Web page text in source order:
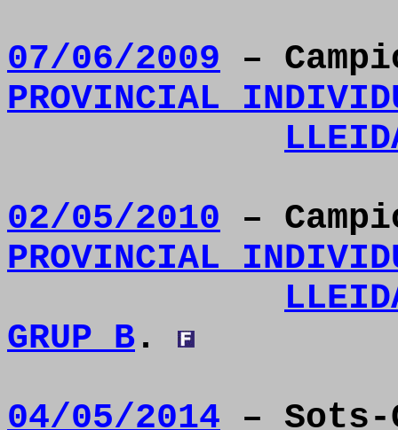
07/06/2009 –
PROVINCIAL
02/05/2010 –
PROVINCIAL
GRUP B .
04/05/2014 – Sots-